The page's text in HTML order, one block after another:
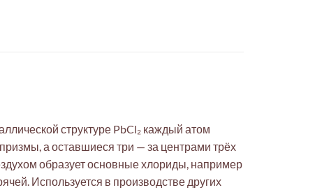
структуре PbCl₂ каждый атом
а оставшиеся три — за центрами трёх
образует основные хлориды, например
Используется в производстве других